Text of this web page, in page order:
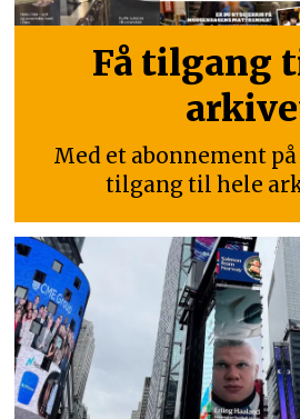
Få tilgang
Med et abonnement
tilgang til hele